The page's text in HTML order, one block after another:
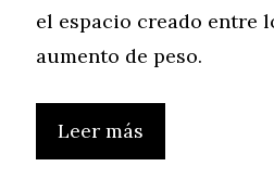
el espacio creado entre
aumento de peso.
Leer más